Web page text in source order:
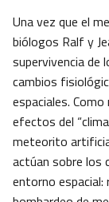
Una vez que el
biólogos Ralf y
supervivencia de
cambios
espaciales.
efectos del
meteorito
actúan sobre los
entorno espacial: